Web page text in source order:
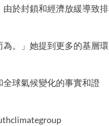
於封鎖和經濟放緩導致排
。」她提到更多的基層環
球氣候變化的事實和證